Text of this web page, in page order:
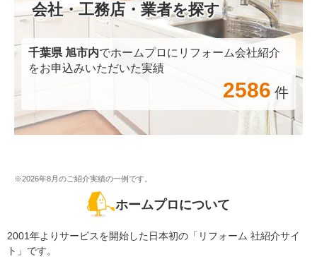
会社・工務店・業者を探す
千葉県 旭市内でホームプロにリフォーム会社紹介
をお申込みいただいた実績
2586 件
※2026年8月のご紹介実績の一例です。
ホームプロについて
2001年よりサービスを開始した日本初の「リフォーム 社紹介サイ
ト」です。